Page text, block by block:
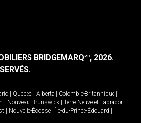
BRIDGEMARQMD, 2026.
| Québec | Alberta | Colombie-Britannique |
| Nouveau-Brunswick | Terre-Neuve-et-Labrador
| Nouvelle-Écosse | Île-du-Prince-Édouard |